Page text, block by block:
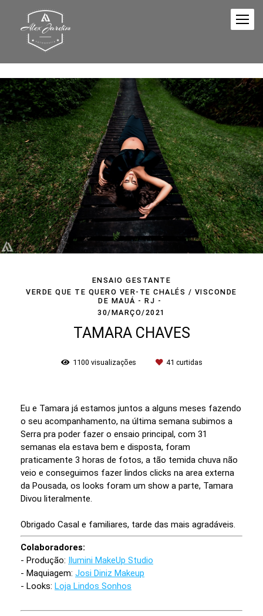
ENSAIO GESTANTE
VERDE QUE TE QUERO VER-TE CHALÉS / VISCONDE
DE MAUÁ - RJ
30/MARÇO/2021
TAMARA CHAVES
1100 visualizações 41 curtidas
Eu e Tamara já estamos juntos a alguns meses fazendo
o seu acompanhamento, na última semana subimos a
Serra pra poder fazer o ensaio principal, com 31
semanas ela estava bem e disposta, foram
praticamente 3 horas de fotos, a tão temida chuva não
veio e conseguimos fazer lindos clicks na area externa
da Pousada, os looks foram um show a parte, Tamara
Divou literalmente.
Obrigado Casal e familiares, tarde das mais agradáveis.
Colaboradores:
- Produção: Ilumini MakeUp Studio
- Maquiagem: Josi Diniz Makeup
- Looks: Loja Lindos Sonhos